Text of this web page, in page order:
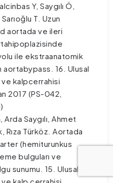
Y, Saygılı Ö,
Sarıoğlu T. Uzun
aortada ve ileri
ile ekstraanatomik
16. Ulusal
kalpcerrahisi
2017 (PS-042,
Arda Saygılı, Ahmet
Rıza Türköz. Aortada
(hemiturunkus
bulguları ve
sunumu. 15. Ulusal